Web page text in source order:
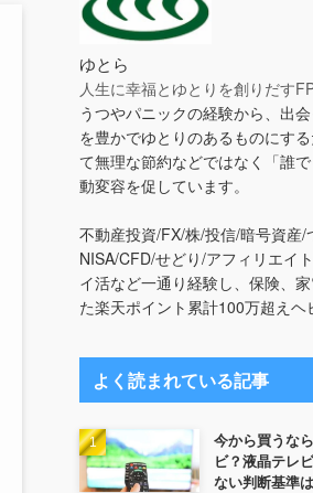
ゆとら
人生に幸福とゆとりを創りだす
うつやパニックの経験から、出
を豊かでゆとりのあるものにす
て無理な節約などではなく「誰
動変容を促しています。
不動産投資/FX/株/投信/暗号資産/
NISA/CFD/せどり/アフィリエイ
イ活など一通り経験し、保険、
た楽天ポイント累計100万超えヘ
よく読まれている記事
今から買うな
ビ？液晶テレ
ない判断基準